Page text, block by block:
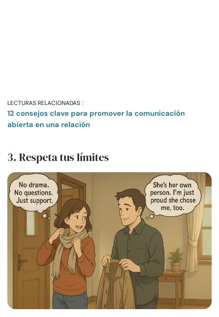
LECTURAS RELACIONADAS :
12 consejos clave para promover la comunicación
abierta en una relación
3. Respeta tus límites